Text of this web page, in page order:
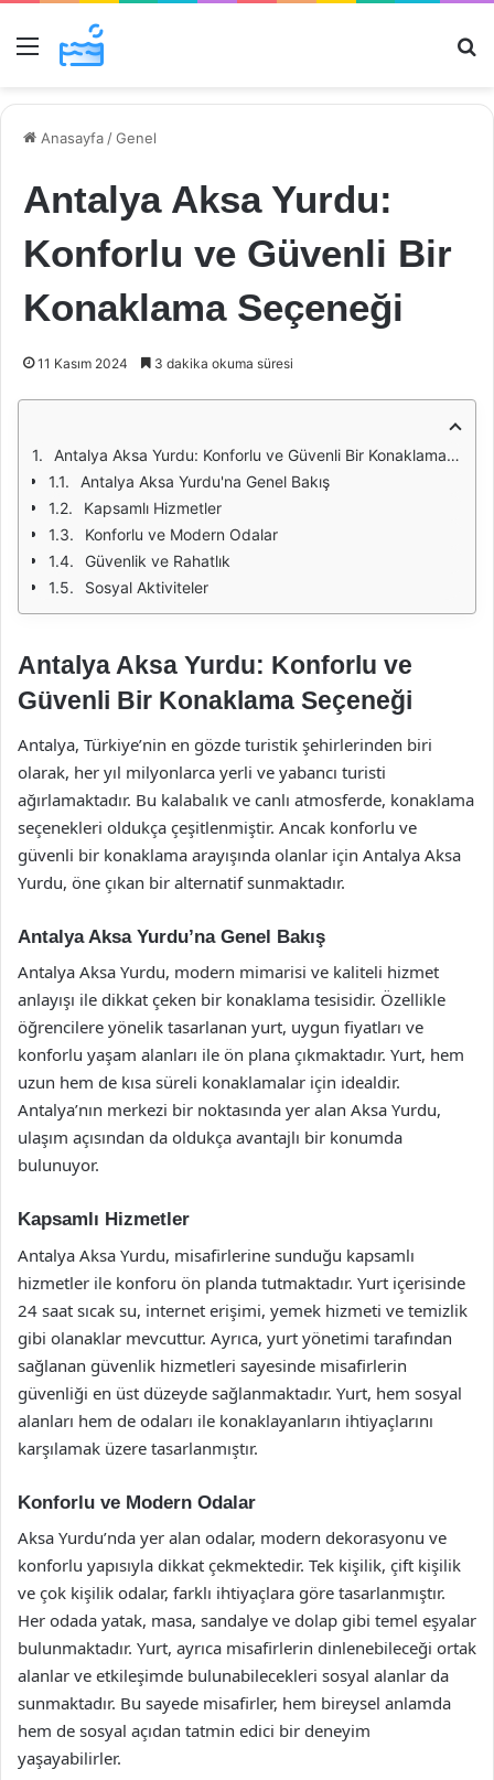
Menü
Anasayfa /Genel
Antalya Aksa Yurdu:
Konforlu ve Güvenli Bir
Konaklama Seçeneği
11 Kasım 2024 3 dakika okuma süresi
Antalya Aksa Yurdu: Konforlu ve Güvenli Bir Konaklama Seçeneği
Antalya Aksa Yurdu'na Genel Bakış
Kapsamlı Hizmetler
Konforlu ve Modern Odalar
Güvenlik ve Rahatlık
Sosyal Aktiviteler
Antalya Aksa Yurdu: Konforlu ve
Güvenli Bir Konaklama Seçeneği
Antalya, Türkiye’nin en gözde turistik şehirlerinden biri
olarak, her yıl milyonlarca yerli ve yabancı turisti
ağırlamaktadır. Bu kalabalık ve canlı atmosferde, konaklama
seçenekleri oldukça çeşitlenmiştir. Ancak konforlu ve
güvenli bir konaklama arayışında olanlar için Antalya Aksa
Yurdu, öne çıkan bir alternatif sunmaktadır.
Antalya Aksa Yurdu’na Genel Bakış
Antalya Aksa Yurdu, modern mimarisi ve kaliteli hizmet
anlayışı ile dikkat çeken bir konaklama tesisidir. Özellikle
öğrencilere yönelik tasarlanan yurt, uygun fiyatları ve
konforlu yaşam alanları ile ön plana çıkmaktadır. Yurt, hem
uzun hem de kısa süreli konaklamalar için idealdir.
Antalya’nın merkezi bir noktasında yer alan Aksa Yurdu,
ulaşım açısından da oldukça avantajlı bir konumda
bulunuyor.
Kapsamlı Hizmetler
Antalya Aksa Yurdu, misafirlerine sunduğu kapsamlı
hizmetler ile konforu ön planda tutmaktadır. Yurt içerisinde
24 saat sıcak su, internet erişimi, yemek hizmeti ve temizlik
gibi olanaklar mevcuttur. Ayrıca, yurt yönetimi tarafından
sağlanan güvenlik hizmetleri sayesinde misafirlerin
güvenliği en üst düzeyde sağlanmaktadır. Yurt, hem sosyal
alanları hem de odaları ile konaklayanların ihtiyaçlarını
karşılamak üzere tasarlanmıştır.
Konforlu ve Modern Odalar
Aksa Yurdu’nda yer alan odalar, modern dekorasyonu ve
konforlu yapısıyla dikkat çekmektedir. Tek kişilik, çift kişilik
ve çok kişilik odalar, farklı ihtiyaçlara göre tasarlanmıştır.
Her odada yatak, masa, sandalye ve dolap gibi temel eşyalar
bulunmaktadır. Yurt, ayrıca misafirlerin dinlenebileceği ortak
alanlar ve etkileşimde bulunabilecekleri sosyal alanlar da
sunmaktadır. Bu sayede misafirler, hem bireysel anlamda
hem de sosyal açıdan tatmin edici bir deneyim
yaşayabilirler.